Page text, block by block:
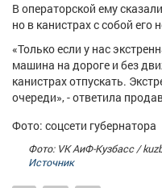
Товары
В операторской ему
но в канистрах с собой его
«Только если у нас
машина на дороге и без
канистрах отпускать.
очереди», - ответила
Фото: соцсети губернатора
Фото: VK АиФ-Кузбасс /
Источник